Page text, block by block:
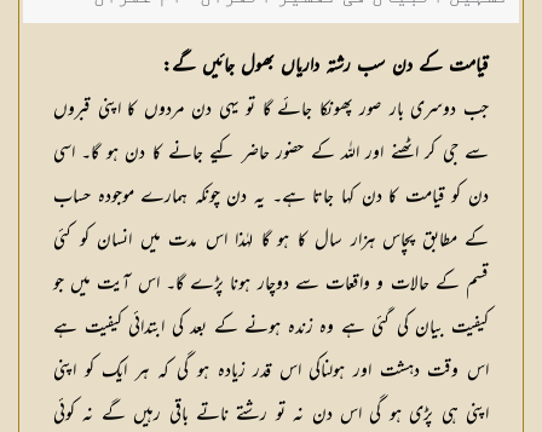
شکیلہ بنت میاں فضل حسین
قیامت کے دن سب رشتہ داریاں بھول جائیں گے:
جب دوسری بار صور پھونکا جائے گا تو یہی دن مردوں کا اپنی قبروں
سے جی کر اٹھنے اور اللہ کے حضور حاضر کیے جانے کا دن ہو گا۔ اسی
دن کو قیامت کا دن کہا جاتا ہے۔ یہ دن چونکہ ہمارے موجودہ حساب
کے مطابق پچاس ہزار سال کا ہو گا لہٰذا اس مدت میں انسان کو کئی
قسم کے حالات و واقعات سے دوچار ہونا پڑے گا۔ اس آیت میں جو
کیفیت بیان کی گئی ہے وہ زندہ ہونے کے بعد کی ابتدائی کیفیت ہے
اس وقت دہشت اور ہولناکی اس قدر زیادہ ہو گی کہ ہر ایک کو اپنی
اپنی ہی پڑی ہو گی اس دن نہ تو رشتے ناتے باقی رہیں گے نہ کوئی